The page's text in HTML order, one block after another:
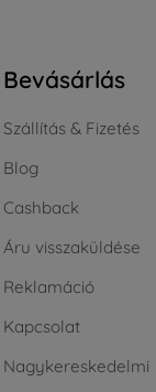
Bevásárlás
Szállítás & Fizetés
Blog
Cashback
Áru visszaküldése
Reklamáció
Kapcsolat
Nagykereskedelmi